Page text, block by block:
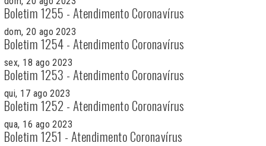
Boletim 1255 - Atendimento Coronavírus
dom, 20 ago 2023
Boletim 1254 - Atendimento Coronavírus
sex, 18 ago 2023
Boletim 1253 - Atendimento Coronavírus
qui, 17 ago 2023
Boletim 1252 - Atendimento Coronavírus
qua, 16 ago 2023
Boletim 1251 - Atendimento Coronavírus